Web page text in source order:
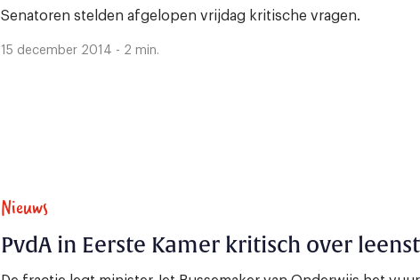
Senatoren stelden afgelopen vrijdag kritische vragen.
15 december 2014 - 2 min.
Nieuws
PvdA in Eerste Kamer kritisch over